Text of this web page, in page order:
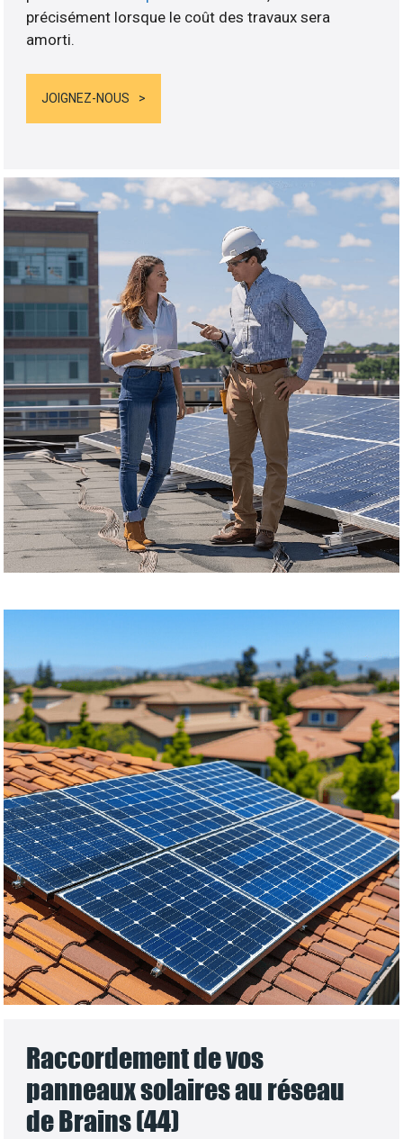
précisément lorsque le coût des travaux sera
amorti.
JOIGNEZ-NOUS
Raccordement de vos
panneaux solaires au réseau
de Brains (44)